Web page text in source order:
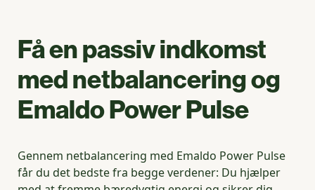
Få en passiv indkomst
med netbalancering og
Emaldo Power Pulse
Gennem netbalancering med Emaldo Power Pulse
får du det bedste fra begge verdener: Du hjælper